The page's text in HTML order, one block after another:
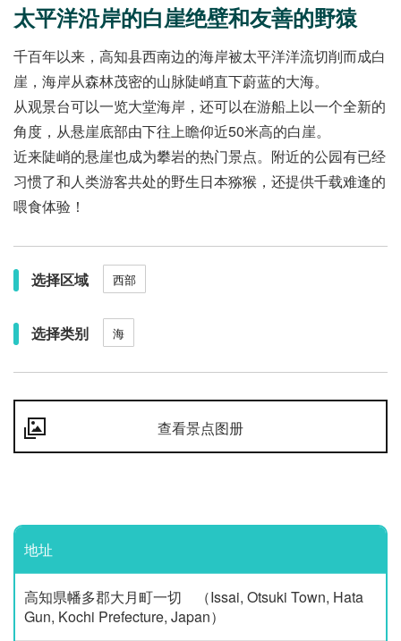
太平洋沿岸的白崖绝壁和友善的野猿
千百年以来，高知县西南边的海岸被太平洋洋流切削而成白
崖，海岸从森林茂密的山脉陡峭直下蔚蓝的大海。
从观景台可以一览大堂海岸，还可以在游船上以一个全新的
角度，从悬崖底部由下往上瞻仰近50米高的白崖。
近来陡峭的悬崖也成为攀岩的热门景点。附近的公园有已经
习惯了和人类游客共处的野生日本猕猴，还提供千载难逢的
喂食体验！
选择区域 西部
选择类别 海
查看景点图册
地址
高知県幡多郡大月町一切 （Issai, Otsuki Town, Hata
Gun, Kochi Prefecture, Japan）